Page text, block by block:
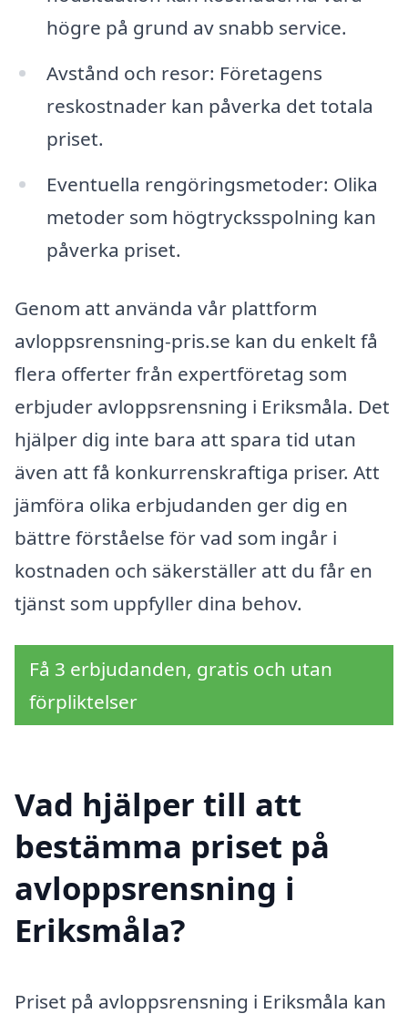
högre på grund av snabb service.
Avstånd och resor: Företagens
reskostnader kan påverka det totala
priset.
Eventuella rengöringsmetoder: Olika
metoder som högtrycksspolning kan
påverka priset.
Genom att använda vår plattform
avloppsrensning-pris.se kan du enkelt få
flera offerter från expertföretag som
erbjuder avloppsrensning i Eriksmåla. Det
hjälper dig inte bara att spara tid utan
även att få konkurrenskraftiga priser. Att
jämföra olika erbjudanden ger dig en
bättre förståelse för vad som ingår i
kostnaden och säkerställer att du får en
tjänst som uppfyller dina behov.
Få 3 erbjudanden, gratis och utan
förpliktelser
Vad hjälper till att
bestämma priset på
avloppsrensning i
Eriksmåla?
Priset på avloppsrensning i Eriksmåla kan